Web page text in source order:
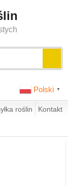
Polski ▼
roślin Kontakt